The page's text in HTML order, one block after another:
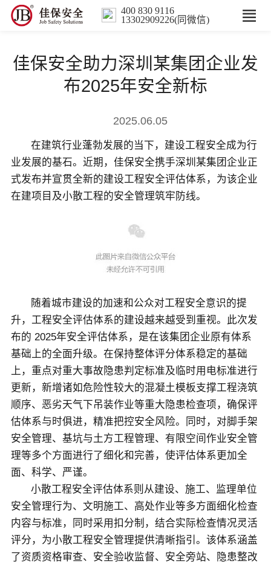
400 830 9116
13302909226(同微信)
行业案例
培训
EN
佳保安全助力深圳某集团企业发
布2025年安全新标
2025.06.05
在建筑行业蓬勃发展的当下，建设工程安全成为行
业发展的基石。近期，佳保安全携手深圳某集团企业正
式发布并宣贯全新的建设工程安全评估体系，为该企业
在建项目及小散工程的安全管理筑牢防线。
随着城市建设的加速和公众对工程安全意识的提
升，工程安全评估体系的建设越来越受到重视。此次发
布的 2025年安全评估体系，是在该集团企业原有体系
基础上的全面升级。在保持整体评分体系稳定的基础
上，重点对重大事故隐患判定标准及临时用电标准进行
更新，新增诸如危险性较大的混凝土模板支撑工程浇筑
顺序、恶劣天气下吊装作业等重大隐患检查项，确保评
估体系与时俱进，精准把控安全风险。同时，对脚手架
安全管理、基坑与土方工程管理、有限空间作业安全管
理等多个方面进行了细化和完善，使评估体系更加全
面、科学、严谨。
小散工程安全评估体系则从建设、施工、监理单位
安全管理行为、文明施工、高处作业等多方面细化检查
内容与标准，同时采用扣分制，结合实际检查情况灵活
评分，为小散工程安全管理提供清晰指引。该体系涵盖
了资质资格审查、安全验收监督、安全旁站、隐患整改